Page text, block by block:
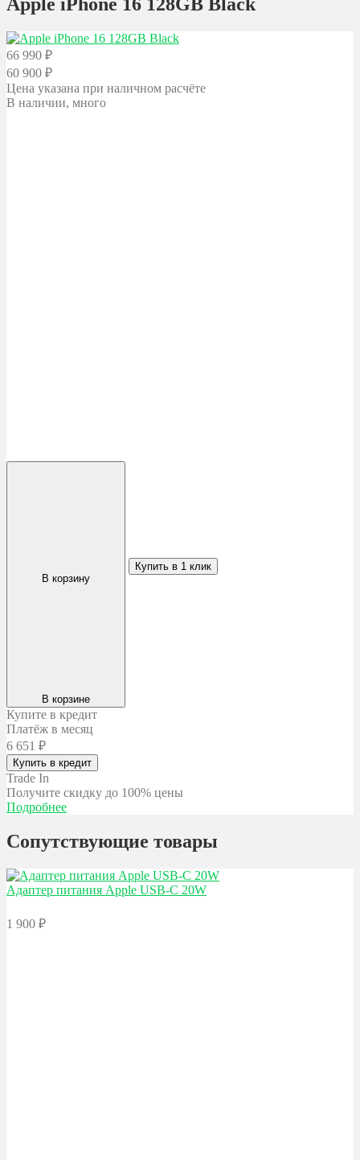
66 990 ₽
60 900 ₽
Цена указана при наличном расчёте
В наличии, много
В корзину
В корзине
Купить в 1 клик
Купите в кредит
Платёж в месяц
6 651 ₽
Купить в кредит
Trade In
Получите скидку до 100% цены
Подробнее
Сопутствующие товары
Адаптер питания Apple USB-C 20W
1 900 ₽